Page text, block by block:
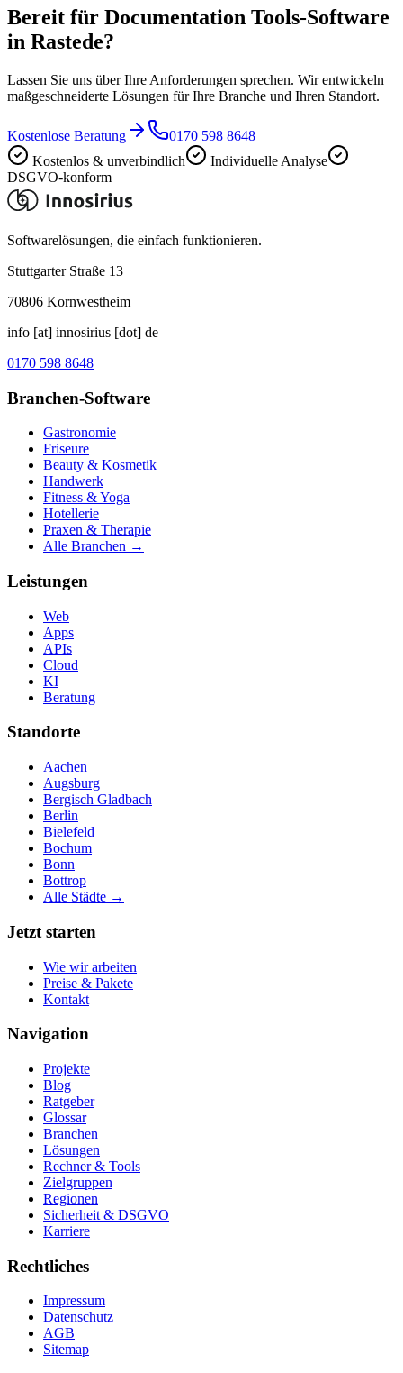
Bereit für Documentation Tools-Software
in Rastede?
Lassen Sie uns über Ihre Anforderungen sprechen. Wir entwickeln
maßgeschneiderte Lösungen für Ihre Branche und Ihren Standort.
Kostenlose Beratung
0170 598 8648
Kostenlos & unverbindlich
Individuelle Analyse
DSGVO-konform
Softwarelösungen, die einfach funktionieren.
Stuttgarter Straße 13
70806 Kornwestheim
info [at] innosirius [dot] de
0170 598 8648
Branchen-Software
Gastronomie
Friseure
Beauty & Kosmetik
Handwerk
Fitness & Yoga
Hotellerie
Praxen & Therapie
Alle Branchen →
Leistungen
Web
Apps
APIs
Cloud
KI
Beratung
Standorte
Aachen
Augsburg
Bergisch Gladbach
Berlin
Bielefeld
Bochum
Bonn
Bottrop
Alle Städte →
Jetzt starten
Wie wir arbeiten
Preise & Pakete
Kontakt
Navigation
Projekte
Blog
Ratgeber
Glossar
Branchen
Lösungen
Rechner & Tools
Zielgruppen
Regionen
Sicherheit & DSGVO
Karriere
Rechtliches
Impressum
Datenschutz
AGB
Sitemap